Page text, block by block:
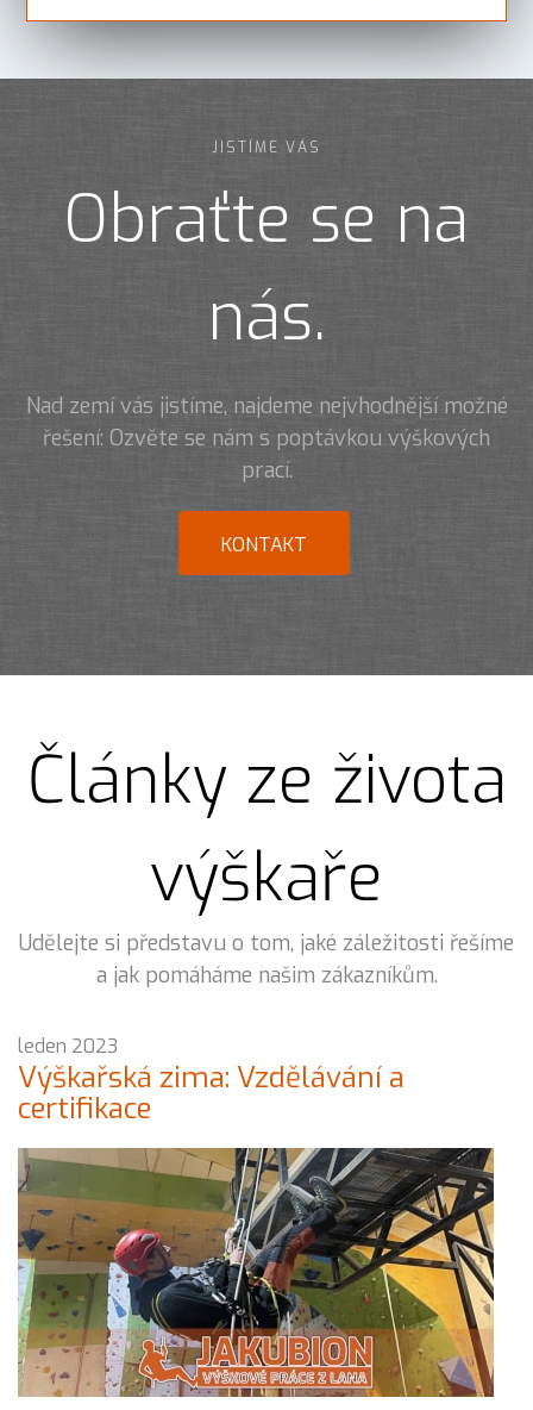
JISTÍME VÁS
Obraťte se na
nás.
Nad zemí vás jistíme, najdeme nejvhodnější možné
řešení: Ozvěte se nám s poptávkou výškových
prací.
KONTAKT
Články ze života
výškaře
Udělejte si představu o tom, jaké záležitosti řešíme
a jak pomáháme našim zákazníkům.
leden 2023
Výškařská zima: Vzdělávání a
certifikace